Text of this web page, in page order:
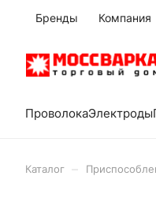
Бренды Компания
ПроволокаЭлектроды
Каталог